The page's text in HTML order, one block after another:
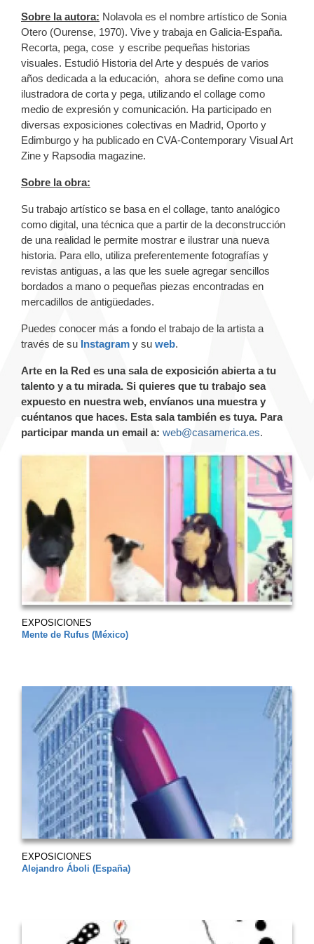
Sobre la autora: Nolavola es el nombre artístico de Sonia
Otero (Ourense, 1970). Vive y trabaja en Galicia-España.
Recorta, pega, cose y escribe pequeñas historias
visuales. Estudió Historia del Arte y después de varios
años dedicada a la educación, ahora se define como una
ilustradora de corta y pega, utilizando el collage como
medio de expresión y comunicación. Ha participado en
diversas exposiciones colectivas en Madrid, Oporto y
Edimburgo y ha publicado en CVA-Contemporary Visual Art
Zine y Rapsodia magazine.
Sobre la obra:
Su trabajo artístico se basa en el collage, tanto analógico
como digital, una técnica que a partir de la deconstrucción
de una realidad le permite mostrar e ilustrar una nueva
historia. Para ello, utiliza preferentemente fotografías y
revistas antiguas, a las que les suele agregar sencillos
bordados a mano o pequeñas piezas encontradas en
mercadillos de antigüedades.
Puedes conocer más a fondo el trabajo de la artista a
través de su Instagram y su web.
Arte en la Red es una sala de exposición abierta a tu
talento y a tu mirada. Si quieres que tu trabajo sea
expuesto en nuestra web, envíanos una muestra y
cuéntanos que haces. Esta sala también es tuya. Para
participar manda un email a: web@casamerica.es.
EXPOSICIONES
Mente de Rufus (México)
EXPOSICIONES
Alejandro Áboli (España)